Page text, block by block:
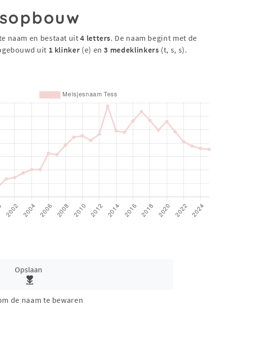
naam en bestaat uit4 letters. De naam begint met de
uit 1 klinker (e) en3 medeklinkers (t, s, s).
Opslaan
de naam te bewaren